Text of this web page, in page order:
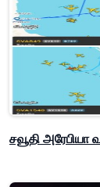
சவூதி அரேபியா